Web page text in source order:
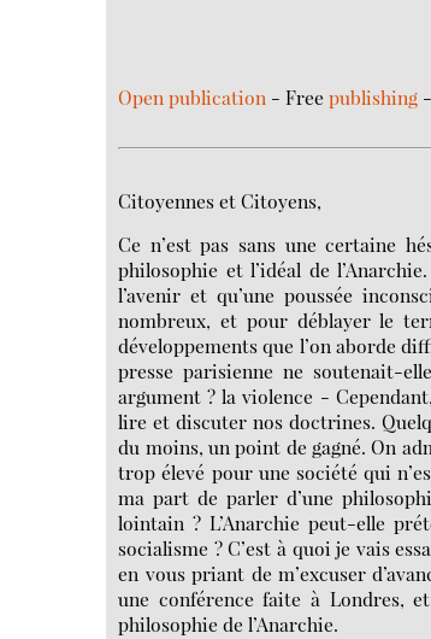
Open publication - Freepublishing
Citoyennes et Citoyens,
Ce n’est pas sans une certaine
philosophie et l’idéal de
l’avenir et qu’une poussée
nombreux, et pour déblayer le
développements que l’on aborde
presse parisienne ne soutenait-
argument ? la violence -
lire et discuter nos doctrines.
du moins, un point de gagné. On
trop élevé pour une société qui
ma part de parler d’une
lointain ? L’Anarchie peut-elle
socialisme ? C’est à quoi je vais
en vous priant de m’excuser
une conférence faite à Londres,
philosophie de l’Anarchie.